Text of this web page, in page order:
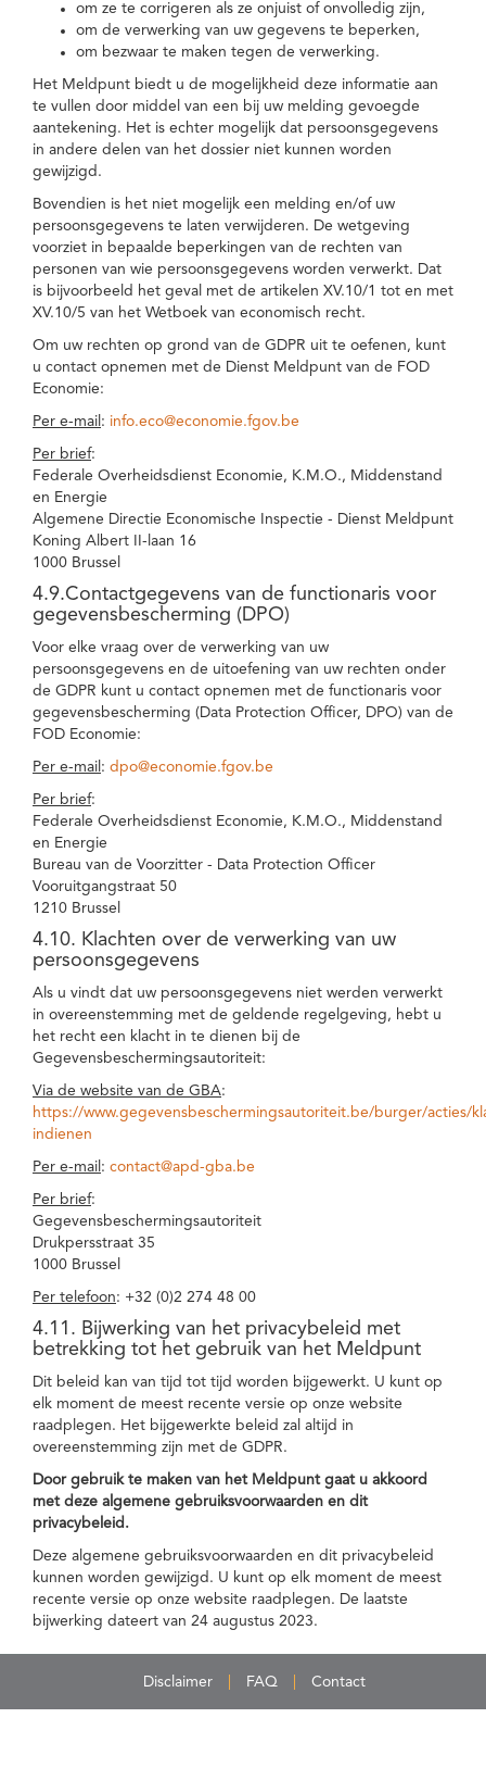
om ze te corrigeren als ze onjuist of onvolledig zijn,
om de verwerking van uw gegevens te beperken,
om bezwaar te maken tegen de verwerking.
Het Meldpunt biedt u de mogelijkheid deze informatie aan
te vullen door middel van een bij uw melding gevoegde
aantekening. Het is echter mogelijk dat persoonsgegevens
in andere delen van het dossier niet kunnen worden
gewijzigd.
Bovendien is het niet mogelijk een melding en/of uw
persoonsgegevens te laten verwijderen. De wetgeving
voorziet in bepaalde beperkingen van de rechten van
personen van wie persoonsgegevens worden verwerkt. Dat
is bijvoorbeeld het geval met de artikelen XV.10/1 tot en met
XV.10/5 van het Wetboek van economisch recht.
Om uw rechten op grond van de GDPR uit te oefenen, kunt
u contact opnemen met de Dienst Meldpunt van de FOD
Economie:
Per e-mail : info.eco@economie.fgov.be
Per brief:
Federale Overheidsdienst Economie, K.M.O., Middenstand
en Energie
Algemene Directie Economische Inspectie - Dienst Meldpunt
Koning Albert II-laan 16
1000 Brussel
4.9.Contactgegevens van de functionaris voor
gegevensbescherming (DPO)
Voor elke vraag over de verwerking van uw
persoonsgegevens en de uitoefening van uw rechten onder
de GDPR kunt u contact opnemen met de functionaris voor
gegevensbescherming (Data Protection Officer, DPO) van de
FOD Economie:
Per e-mail : dpo@economie.fgov.be
Per brief:
Federale Overheidsdienst Economie, K.M.O., Middenstand
en Energie
Bureau van de Voorzitter - Data Protection Officer
Vooruitgangstraat 50
1210 Brussel
4.10. Klachten over de verwerking van uw
persoonsgegevens
Als u vindt dat uw persoonsgegevens niet werden verwerkt
in overeenstemming met de geldende regelgeving, hebt u
het recht een klacht in te dienen bij de
Gegevensbeschermingsautoriteit:
Via de website van de GBA:
https://www.gegevensbeschermingsautoriteit.be/burger/acties/
indienen
Per e-mail : contact@apd-gba.be
Per brief:
Gegevensbeschermingsautoriteit
Drukpersstraat 35
1000 Brussel
Per telefoon: +32 (0)2 274 48 00
4.11. Bijwerking van het privacybeleid met
betrekking tot het gebruik van het Meldpunt
Dit beleid kan van tijd tot tijd worden bijgewerkt. U kunt op
elk moment de meest recente versie op onze website
raadplegen. Het bijgewerkte beleid zal altijd in
overeenstemming zijn met de GDPR.
Door gebruik te maken van het Meldpunt gaat u akkoord
met deze algemene gebruiksvoorwaarden en dit
privacybeleid.
Deze algemene gebruiksvoorwaarden en dit privacybeleid
kunnen worden gewijzigd. U kunt op elk moment de meest
recente versie op onze website raadplegen. De laatste
bijwerking dateert van 24 augustus 2023.
Disclaimer FAQ Contact